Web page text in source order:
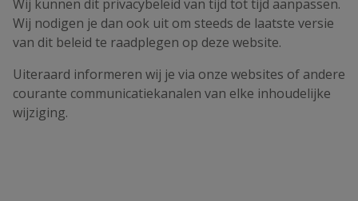
Wij kunnen dit privacybeleid van tijd tot tijd aanpassen.
Wij nodigen je dan ook uit om steeds de laatste versie
van dit beleid te raadplegen op deze website.
Uiteraard informeren wij je via onze websites of andere
courante communicatiekanalen van elke inhoudelijke
wijziging.